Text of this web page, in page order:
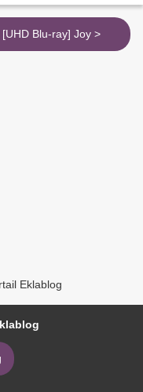
[UHD Blu-ray] Joy >
Eklablog